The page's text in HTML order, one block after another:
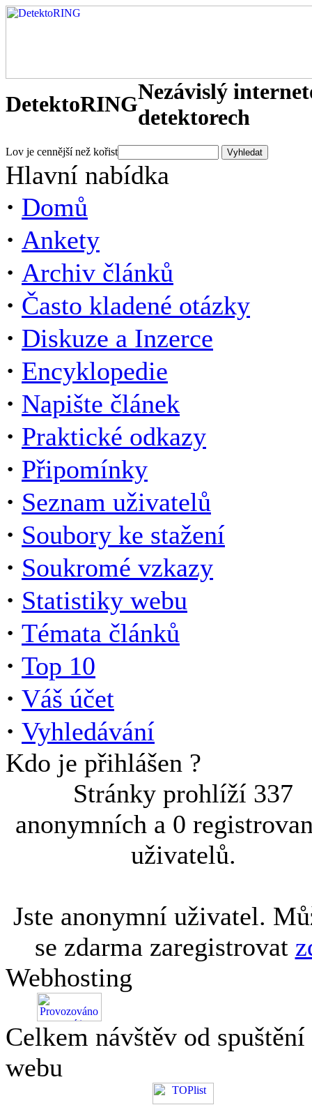
DetektoRINGNezávislý
detektorech
Lov je cennější než kořist
Hlavní nabídka
· Domů
· Ankety
· Archiv článků
· Často kladené otázky
· Diskuze a Inzerce
· Encyklopedie
· Napište článek
· Praktické odkazy
· Připomínky
· Seznam uživatelů
· Soubory ke stažení
· Soukromé vzkazy
· Statistiky webu
· Témata článků
· Top 10
· Váš účet
· Vyhledávání
Kdo je přihlášen ?
Stránky prohlíží 337
anonymních a 0
uživatelů.
Jste anonymní uživatel.
se zdarma zaregistrovat
Webhosting
Celkem návštěv od spuštění
webu